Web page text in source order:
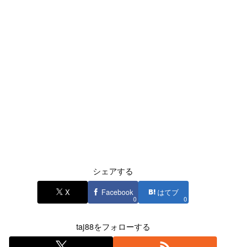
シェアする
X Facebook
0
はてブ
0
taj88をフォローする